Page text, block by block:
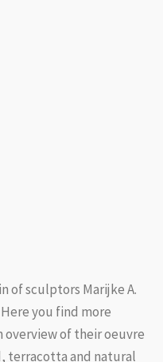
of sculptors Marijke A.
you find more
of their oeuvre
terracotta and natural